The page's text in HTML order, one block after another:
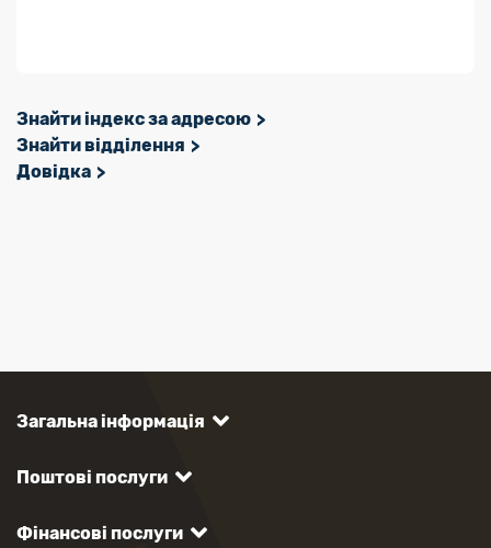
Знайти індекс за адресою
Знайти відділення
Довідка
Загальна інформація
Поштові послуги
Фінансові послуги